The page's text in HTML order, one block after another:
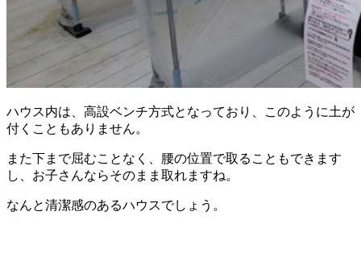
ハウス内は、高設ベンチ方式となっており、このように土が
付くこともありません。
また下まで屈むことなく、腰の位置で取ることもできます
し、お子さんならそのまま取れますね。
なんと清潔感のあるハウスでしょう。